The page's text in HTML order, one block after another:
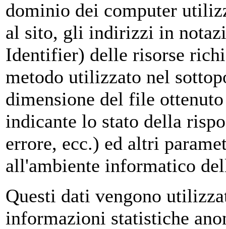
dominio dei computer
al sito, gli indirizzi in
Identifier) delle risorse
metodo utilizzato nel
dimensione del file
indicante lo stato della
errore, ecc.) ed altri
all'ambiente informatico
Questi dati vengono
informazioni statistiche